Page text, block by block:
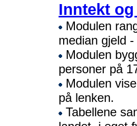
Inntekt
Modulen
median gjeld
Modulen
personer på
Modulen
på lenken.
Tabellene